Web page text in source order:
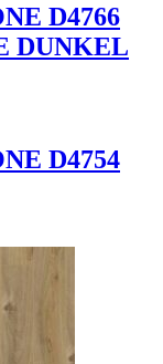
D4766
DUNKEL
D4754